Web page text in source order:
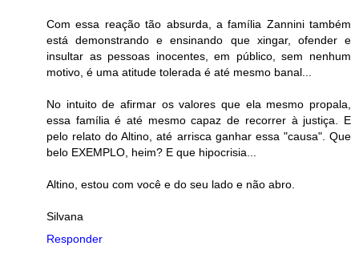
Com essa reação tão absurda, a família Zannini também
está demonstrando e ensinando que xingar, ofender e
insultar as pessoas inocentes, em público, sem nenhum
motivo, é uma atitude tolerada é até mesmo banal...
No intuito de afirmar os valores que ela mesmo propala,
essa família é até mesmo capaz de recorrer à justiça. E
pelo relato do Altino, até arrisca ganhar essa "causa". Que
belo EXEMPLO, heim? E que hipocrisia...
Altino, estou com você e do seu lado e não abro.
Silvana
Responder